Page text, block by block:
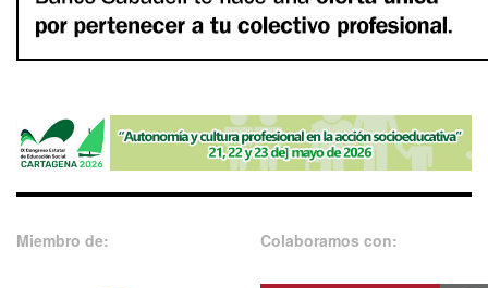
Miembro de: Colaboramos con: